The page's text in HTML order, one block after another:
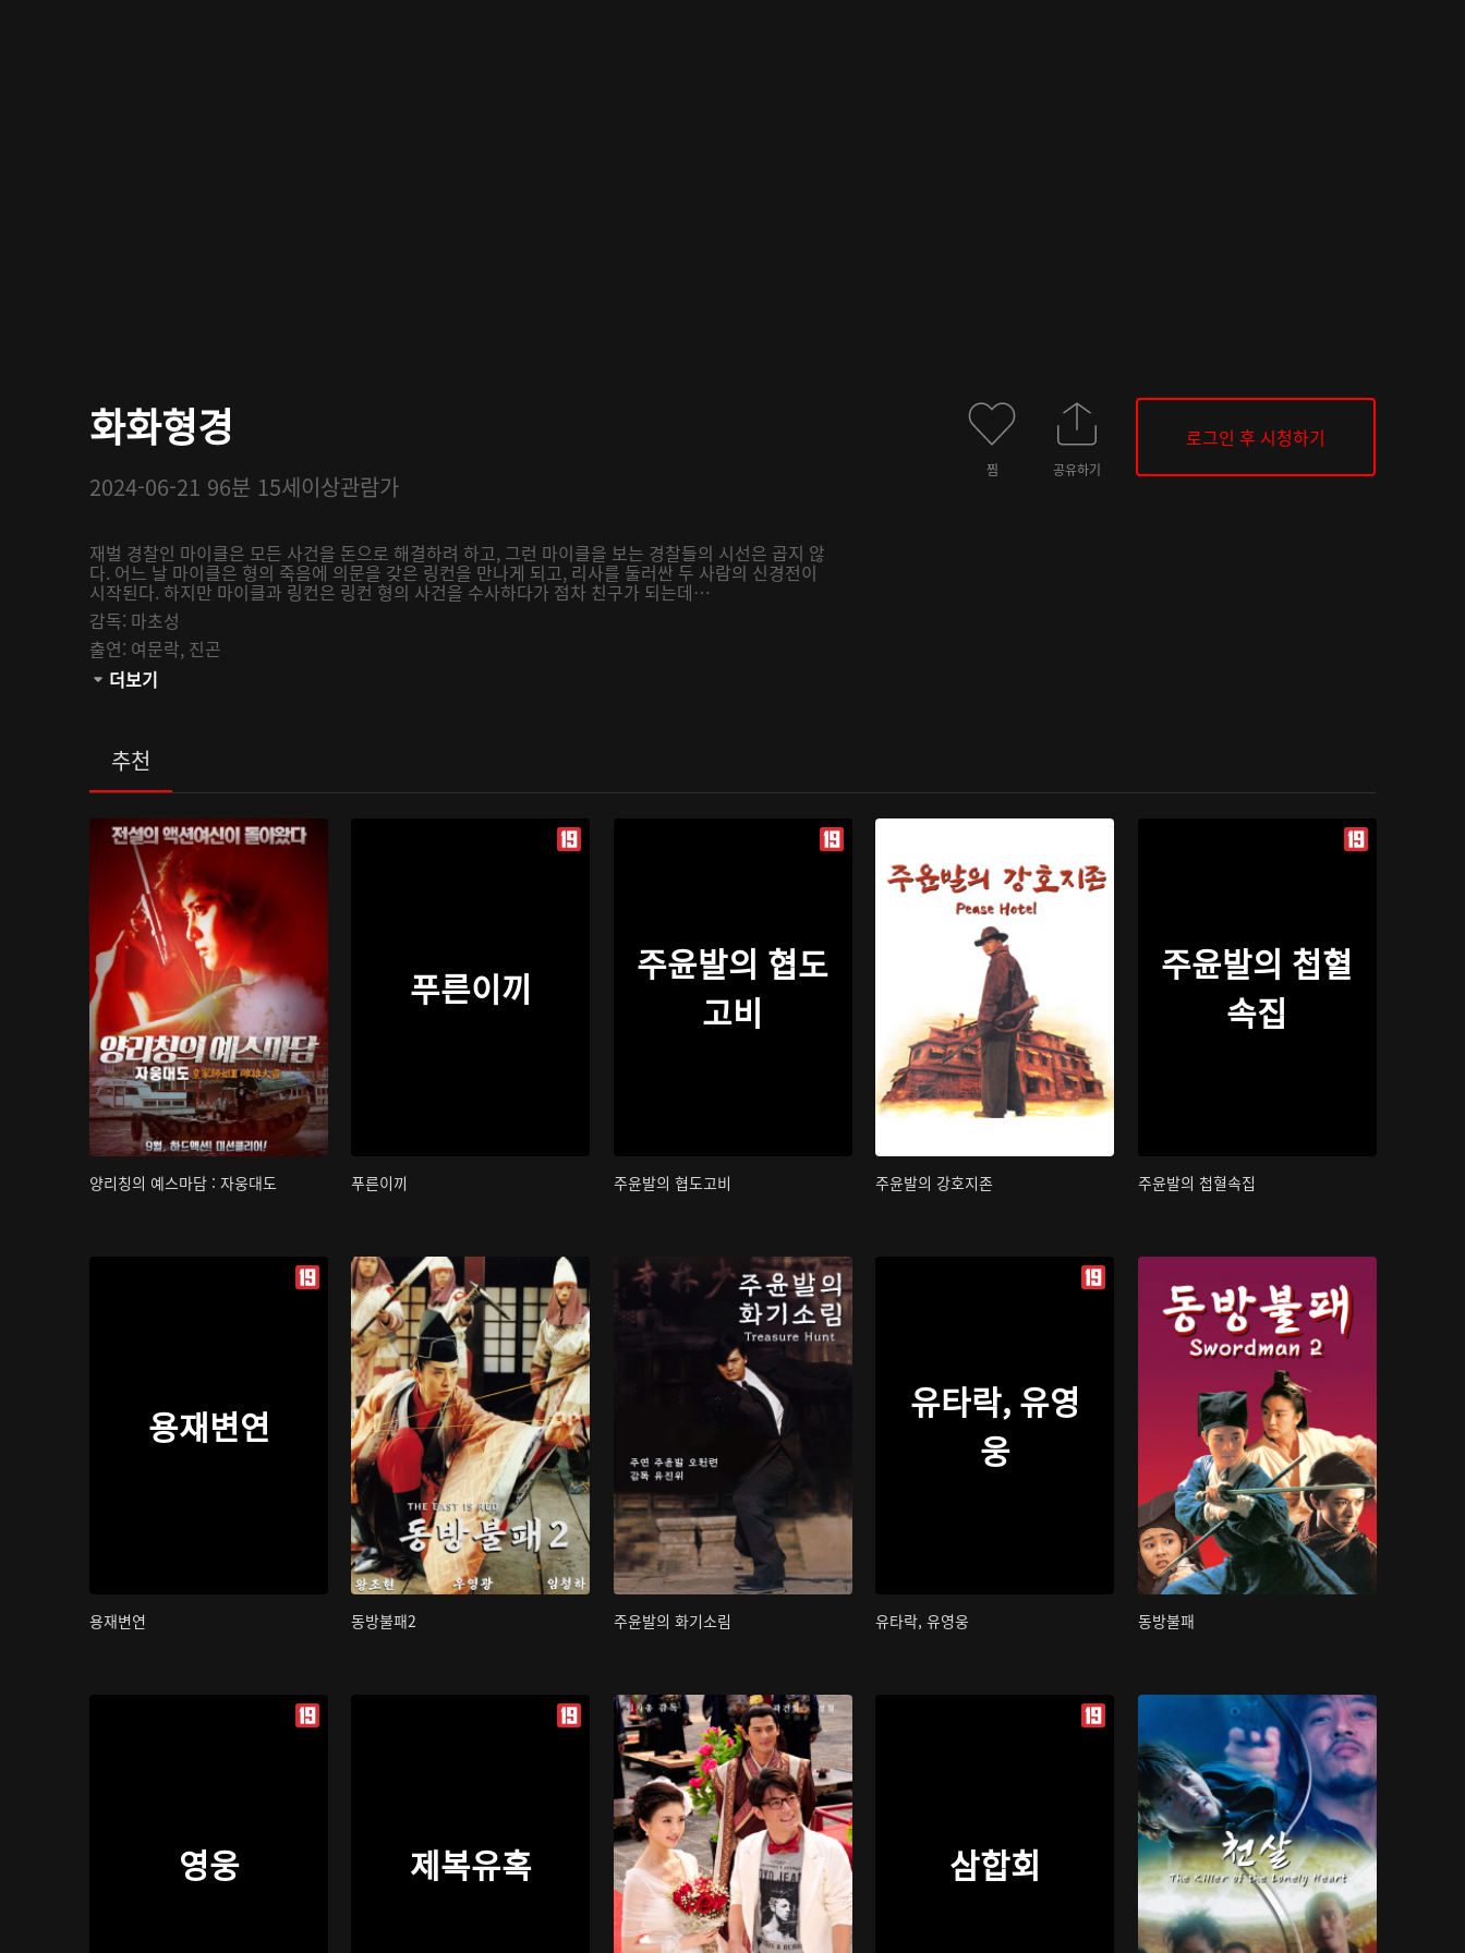
화화형경
2024-06-21 96분 15세이상관람가
재벌 경찰인 마이클은 모든 사건을 돈으로 해결하려 하고, 그런 마이클을 보는 경찰들의 시선은 곱지 않
다. 어느 날 마이클은 형의 죽음에 의문을 갖은 링컨을 만나게 되고, 리사를 둘러싼 두 사람의 신경전이
시작된다. 하지만 마이클과 링컨은 링컨 형의 사건을 수사하다가 점차 친구가 되는데…
감독: 마초성
출연: 여문락, 진곤
관람등급:
더보기
찜 공유하기
로그인 후 시청하기
추천
양리칭의 예스마담 : 자웅대도
푸른이끼
푸른이끼
주윤발의 협도
고비
주윤발의 협도고비 주윤발의 강호지존
주윤발의 첩혈
속집
주윤발의 첩혈속집
용재변연
용재변연 동방불패2 주윤발의 화기소림
유타락, 유영
웅
유타락, 유영웅 동방불패
영웅 제복유혹 삼합회